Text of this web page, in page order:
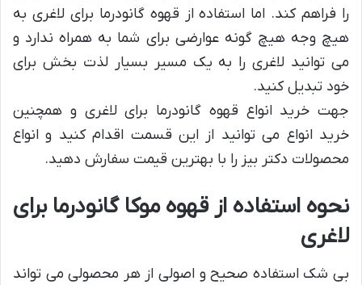
را فراهم کند. اما استفاده از قهوه گانودرما برای لاغری به
هیچ وجه هیچ گونه عوارضی برای شما به همراه ندارد و
می توانید لاغری را به یک مسیر بسیار لذت بخش برای
خود تبدیل کنید.
جهت خرید انواع قهوه گانودرما برای لاغری و همچنین
خرید انواع می توانید از این قسمت اقدام کنید و انواع
محصولات دکتر بیز را با بهترین قیمت سفارش دهید.
نحوه استفاده از قهوه موکا گانودرما برای
لاغری
بی شک استفاده صحیح و اصولی از هر محصولی می تواند